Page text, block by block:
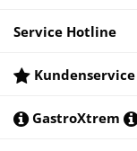
Service Hotline
Kundenservice
GastroXtrem